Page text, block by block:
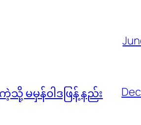
မမှန်၀ါဒဖြန့် နည်း